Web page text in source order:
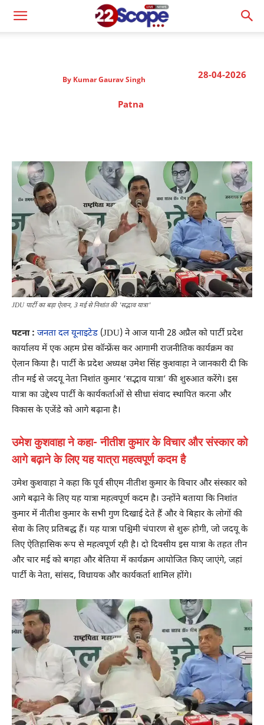
28-04-2026
By Kumar Gaurav Singh
Patna
JDU पार्टी का बड़ा ऐलान, 3 मई से निशांत की 'सद्भाव यात्रा'
पटना : जनता दल यूनाइटेड (JDU) ने आज यानी 28 अप्रैल को पार्टी प्रदेश
कार्यालय में एक अहम प्रेस कॉन्फ्रेंस कर आगामी राजनीतिक कार्यक्रम का
ऐलान किया है। पार्टी के प्रदेश अध्यक्ष उमेश सिंह कुशवाहा ने जानकारी दी कि
तीन मई से जदयू नेता निशांत कुमार ‘सद्भाव यात्रा’ की शुरुआत करेंगे। इस
यात्रा का उद्देश्य पार्टी के कार्यकर्ताओं से सीधा संवाद स्थापित करना और
विकास के एजेंडे को आगे बढ़ाना है।
उमेश कुशवाहा ने कहा- नीतीश कुमार के विचार और संस्कार को
आगे बढ़ाने के लिए यह यात्रा महत्वपूर्ण कदम है
उमेश कुशवाहा ने कहा कि पूर्व सीएम नीतीश कुमार के विचार और संस्कार को
आगे बढ़ाने के लिए यह यात्रा महत्वपूर्ण कदम है। उन्होंने बताया कि निशांत
कुमार में नीतीश कुमार के सभी गुण दिखाई देते हैं और वे बिहार के लोगों की
सेवा के लिए प्रतिबद्ध हैं। यह यात्रा पश्चिमी चंपारण से शुरू होगी, जो जदयू के
लिए ऐतिहासिक रूप से महत्वपूर्ण रही है। दो दिवसीय इस यात्रा के तहत तीन
और चार मई को बगहा और बेतिया में कार्यक्रम आयोजित किए जाएंगे, जहां
पार्टी के नेता, सांसद, विधायक और कार्यकर्ता शामिल होंगे।